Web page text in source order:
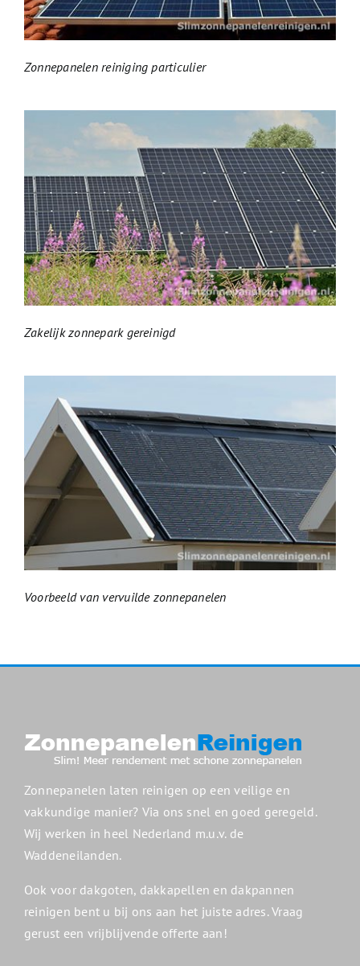
Zonnepanelen reiniging particulier
Zakelijk zonnepark gereinigd
Voorbeeld van vervuilde zonnepanelen
Zonnepanelen laten reinigen op een veilige en
vakkundige manier? Via ons snel en goed geregeld.
Wij werken in heel Nederland m.u.v. de
Waddeneilanden.
Ook voor dakgoten, dakkapellen en dakpannen
reinigen bent u bij ons aan het juiste adres. Vraag
gerust een vrijblijvende offerte aan!